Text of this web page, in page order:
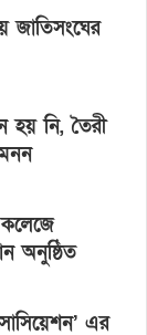
জাতিসংঘের
হয় নি, তৈরী
কলেজে
অনুষ্ঠিত
এর